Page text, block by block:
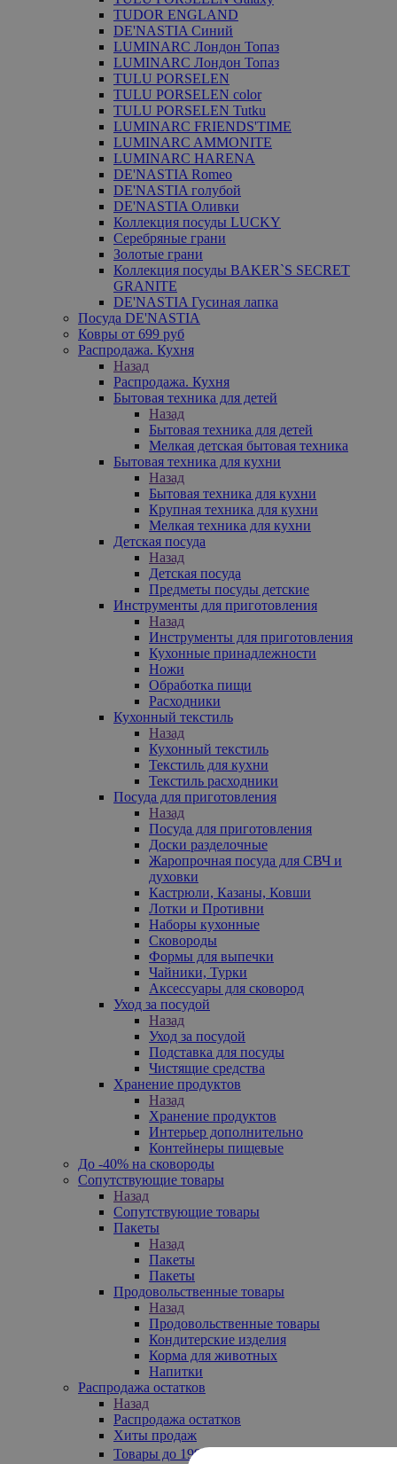
TUDOR ENGLAND
DE'NASTIA Синий
LUMINARC Лондон Топаз
LUMINARC Лондон Топаз
TULU PORSELEN
TULU PORSELEN color
TULU PORSELEN Tutku
LUMINARC FRIENDS'TIME
LUMINARC AMMONITE
LUMINARC HARENA
DE'NASTIA Romeo
DE'NASTIA голубой
DE'NASTIA Оливки
Коллекция посуды LUCKY
Серебряные грани
Золотые грани
Коллекция посуды BAKER`S SECRET
GRANITE
DE'NASTIA Гусиная лапка
Посуда DE'NASTIA
Ковры от 699 руб
Распродажа. Кухня
Назад
Распродажа. Кухня
Бытовая техника для детей
Назад
Бытовая техника для детей
Мелкая детская бытовая техника
Бытовая техника для кухни
Назад
Бытовая техника для кухни
Крупная техника для кухни
Мелкая техника для кухни
Детская посуда
Назад
Детская посуда
Предметы посуды детские
Инструменты для приготовления
Назад
Инструменты для приготовления
Кухонные принадлежности
Ножи
Обработка пищи
Расходники
Кухонный текстиль
Назад
Кухонный текстиль
Текстиль для кухни
Текстиль расходники
Посуда для приготовления
Назад
Посуда для приготовления
Доски разделочные
Жаропрочная посуда для СВЧ и
духовки
Кастрюли, Казаны, Ковши
Лотки и Противни
Наборы кухонные
Сковороды
Формы для выпечки
Чайники, Турки
Аксессуары для сковород
Уход за посудой
Назад
Уход за посудой
Подставка для посуды
Чистящие средства
Хранение продуктов
Назад
Хранение продуктов
Интерьер дополнительно
Контейнеры пищевые
До -40% на сковороды
Сопутствующие товары
Назад
Сопутствующие товары
Пакеты
Назад
Пакеты
Пакеты
Продовольственные товары
Назад
Продовольственные товары
Кондитерские изделия
Корма для животных
Напитки
Распродажа остатков
Назад
Распродажа остатков
Хиты продаж
Товары до 199₽